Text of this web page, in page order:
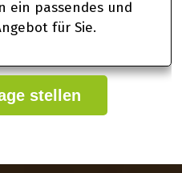
ein passendes und
für Sie.
stellen